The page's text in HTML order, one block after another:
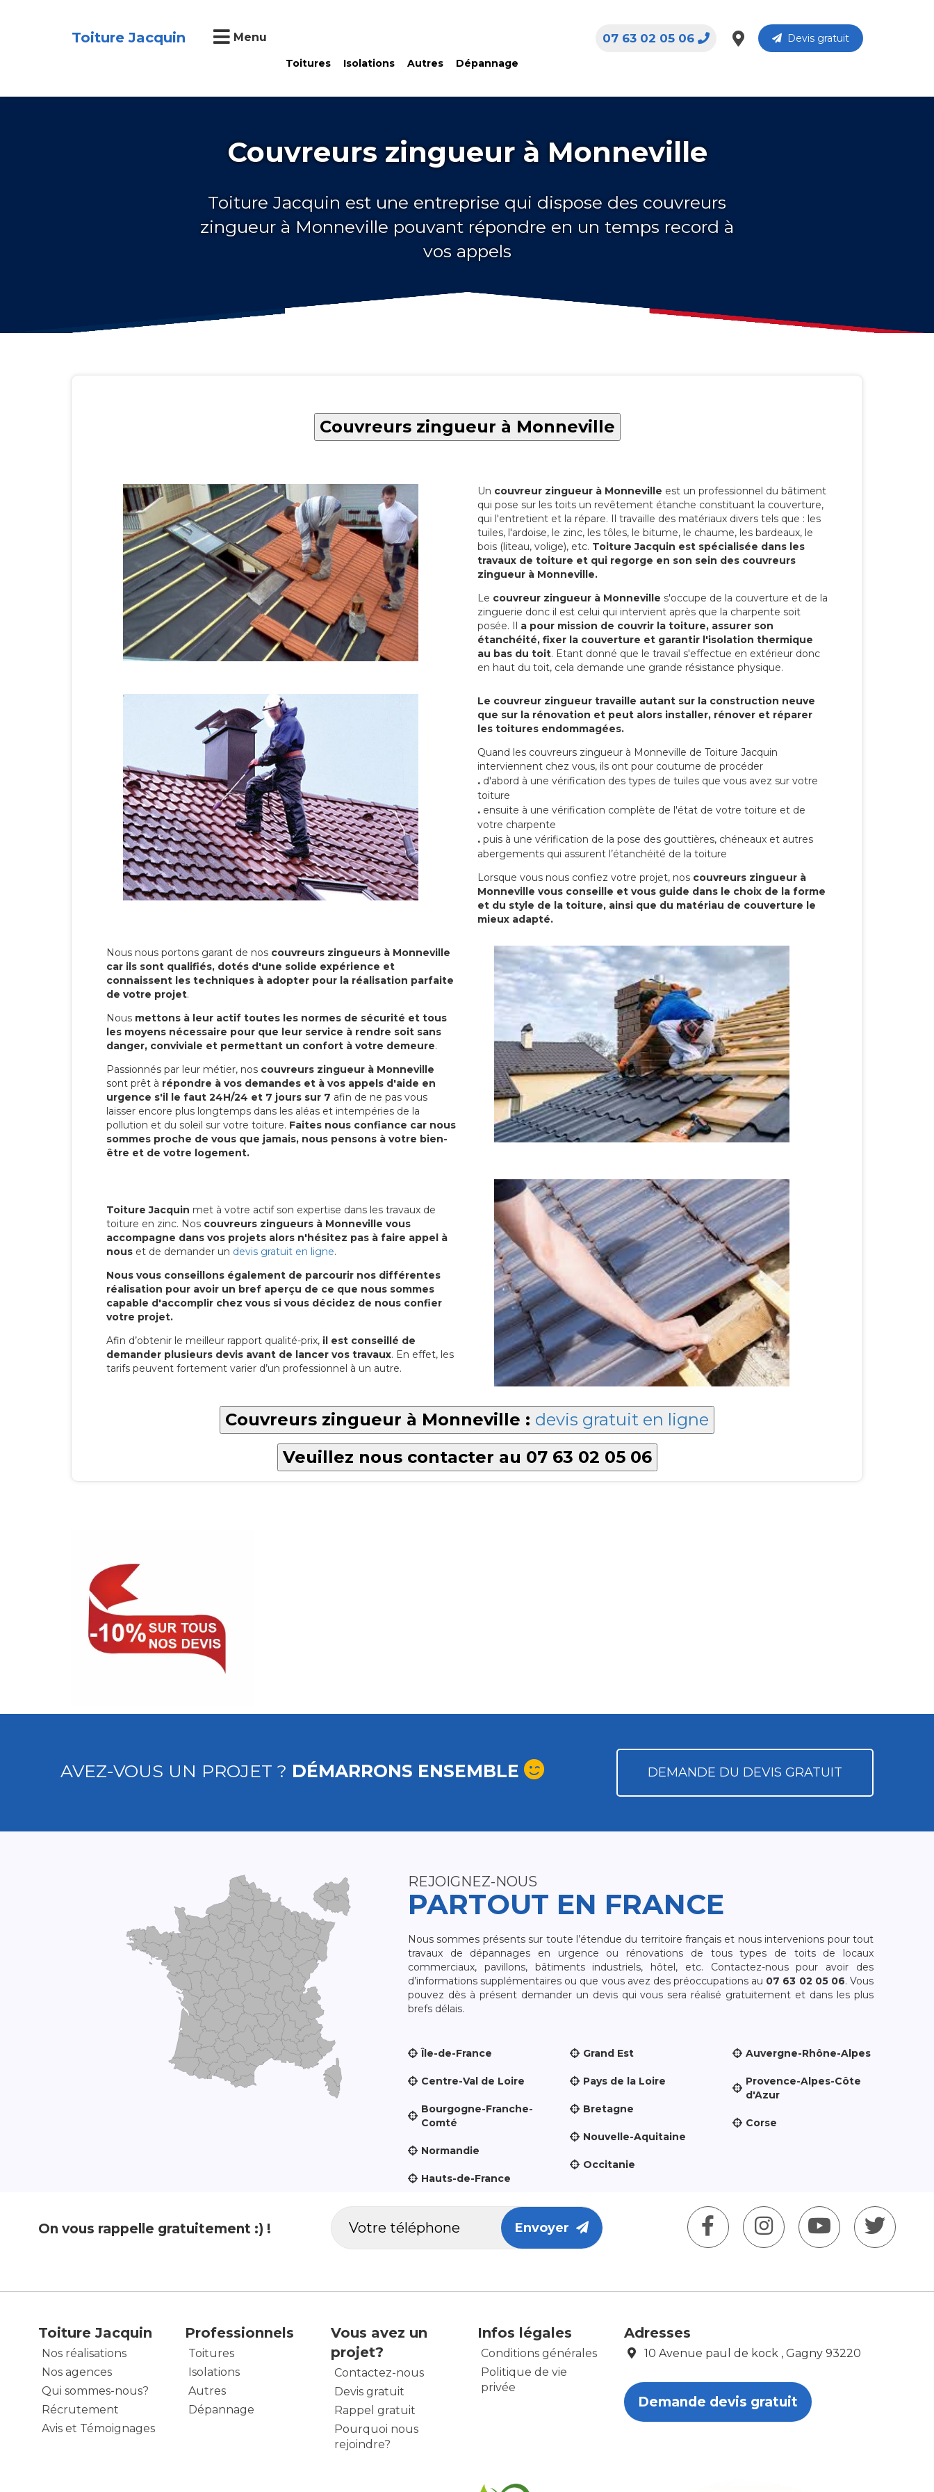
Toiture Jacquin Menu
Toitures Isolations Autres Dépannage
Devis gratuit
07 63 02 05 06
Couvreurs zingueur à Monneville
Toiture Jacquin est une entreprise qui dispose des couvreurs
zingueur à Monneville pouvant répondre en un temps record à
vos appels
Couvreurs zingueur à Monneville
Un couvreur zingueur à Monneville est un professionnel du bâtiment
qui pose sur les toits un revêtement étanche constituant la couverture,
qui l'entretient et la répare. Il travaille des matériaux divers tels que : les
tuiles, l'ardoise, le zinc, les tôles, le bitume, le chaume, les bardeaux, le
bois (liteau, volige), etc. Toiture Jacquin est spécialisée dans les
travaux de toiture et qui regorge en son sein des couvreurs
zingueur à Monneville.
Le couvreur zingueur à Monneville s'occupe de la couverture et de la
zinguerie donc il est celui qui intervient après que la charpente soit
posée. Il a pour mission de couvrir la toiture, assurer son
étanchéité, fixer la couverture et garantir l'isolation thermique
au bas du toit. Etant donné que le travail s'effectue en extérieur donc
en haut du toit, cela demande une grande résistance physique.
Le couvreur zingueur travaille autant sur la construction neuve
que sur la rénovation et peut alors installer, rénover et réparer
les toitures endommagées.
Quand les couvreurs zingueur à Monneville de Toiture Jacquin
interviennent chez vous, ils ont pour coutume de procéder
. d'abord à une vérification des types de tuiles que vous avez sur votre
toiture
. ensuite à une vérification complète de l'état de votre toiture et de
votre charpente
. puis à une vérification de la pose des gouttières, chéneaux et autres
abergements qui assurent l’étanchéité de la toiture
Lorsque vous nous confiez votre projet, nos couvreurs zingueur à
Monneville vous conseille et vous guide dans le choix de la forme
et du style de la toiture, ainsi que du matériau de couverture le
mieux adapté.
Nous nous portons garant de nos couvreurs zingueurs à Monneville
car ils sont qualifiés, dotés d'une solide expérience et
connaissent les techniques à adopter pour la réalisation parfaite
de votre projet.
Nous mettons à leur actif toutes les normes de sécurité et tous
les moyens nécessaire pour que leur service à rendre soit sans
danger, conviviale et permettant un confort à votre demeure.
Passionnés par leur métier, nos couvreurs zingueur à Monneville
sont prêt à répondre à vos demandes et à vos appels d'aide en
urgence s'il le faut 24H/24 et 7 jours sur 7 afin de ne pas vous
laisser encore plus longtemps dans les aléas et intempéries de la
pollution et du soleil sur votre toiture. Faites nous confiance car nous
sommes proche de vous que jamais, nous pensons à votre bien-
être et de votre logement.
Toiture Jacquin met à votre actif son expertise dans les travaux de
toiture en zinc. Nos couvreurs zingueurs à Monneville vous
accompagne dans vos projets alors n'hésitez pas à faire appel à
nous et de demander un devis gratuit en ligne.
Nous vous conseillons également de parcourir nos différentes
réalisation pour avoir un bref aperçu de ce que nous sommes
capable d'accomplir chez vous si vous décidez de nous confier
votre projet.
Afin d’obtenir le meilleur rapport qualité-prix, il est conseillé de
demander plusieurs devis avant de lancer vos travaux. En effet, les
tarifs peuvent fortement varier d’un professionnel à un autre.
Couvreurs zingueur à Monneville : devis gratuit en ligne
Veuillez nous contacter au 07 63 02 05 06
AVEZ-VOUS UN PROJET ? DÉMARRONS ENSEMBLE DEMANDE DU DEVIS GRATUIT
REJOIGNEZ-NOUS
PARTOUT EN FRANCE
Nous sommes présents sur toute l’étendue du territoire français et nous intervenions pour tout
travaux de dépannages en urgence ou rénovations de tous types de toits de locaux
commerciaux, pavillons, bâtiments industriels, hôtel, etc. Contactez-nous pour avoir des
d’informations supplémentaires ou que vous avez des préoccupations au 07 63 02 05 06. Vous
pouvez dès à présent demander un devis qui vous sera réalisé gratuitement et dans les plus
brefs délais.
Île-de-France
Centre-Val de Loire
Bourgogne-Franche-
Comté
Normandie
Hauts-de-France
Grand Est
Pays de la Loire
Bretagne
Nouvelle-Aquitaine
Occitanie
Auvergne-Rhône-Alpes
Provence-Alpes-Côte
d'Azur
Corse
On vous rappelle gratuitement :) ! Envoyer
Toiture Jacquin
Nos réalisations
Nos agences
Qui sommes-nous?
Récrutement
Avis et Témoignages
Professionnels
Toitures
Isolations
Autres
Dépannage
Vous avez un
projet?
Contactez-nous
Devis gratuit
Rappel gratuit
Pourquoi nous
rejoindre?
Infos légales
Conditions générales
Politique de vie
privée
Adresses
10 Avenue paul de kock , Gagny 93220
Demande devis gratuit